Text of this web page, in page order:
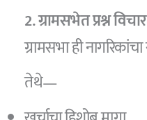
2. ग्रामसभेत प्रश्न
ग्रामसभा ही
तेथे—